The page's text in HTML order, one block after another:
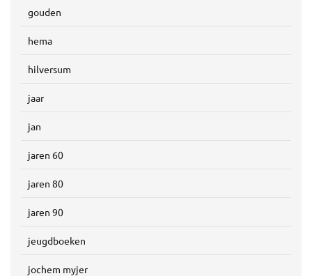
gouden
hema
hilversum
jaar
jan
jaren 60
jaren 80
jaren 90
jeugdboeken
jochem myjer